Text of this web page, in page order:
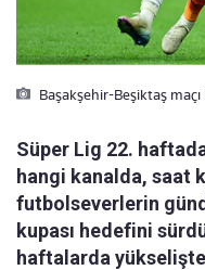
Başakşehir-Beşiktaş
Süper Lig 22.
hangi kanalda, saat
futbolseverlerin
kupası hedefini
haftalarda